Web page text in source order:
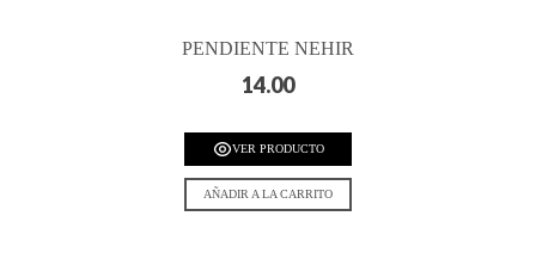
PENDIENTE NEHIR
14.00
VER PRODUCTO
AÑADIR A LA CARRITO